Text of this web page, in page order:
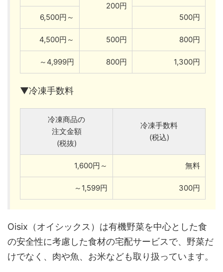
200円
6,500円～ 500円
4,500円～ 500円 800円
～4,999円 800円 1,300円
▼冷凍手数料
冷凍商品の
注文金額
(税抜)
冷凍手数料
(税込)
1,600円～ 無料
～1,599円 300円
Oisix（オイシックス）は有機野菜を中心とした食
の安全性に考慮した食材の宅配サービスで、野菜だ
けでなく、肉や魚、お米なども取り扱っています。